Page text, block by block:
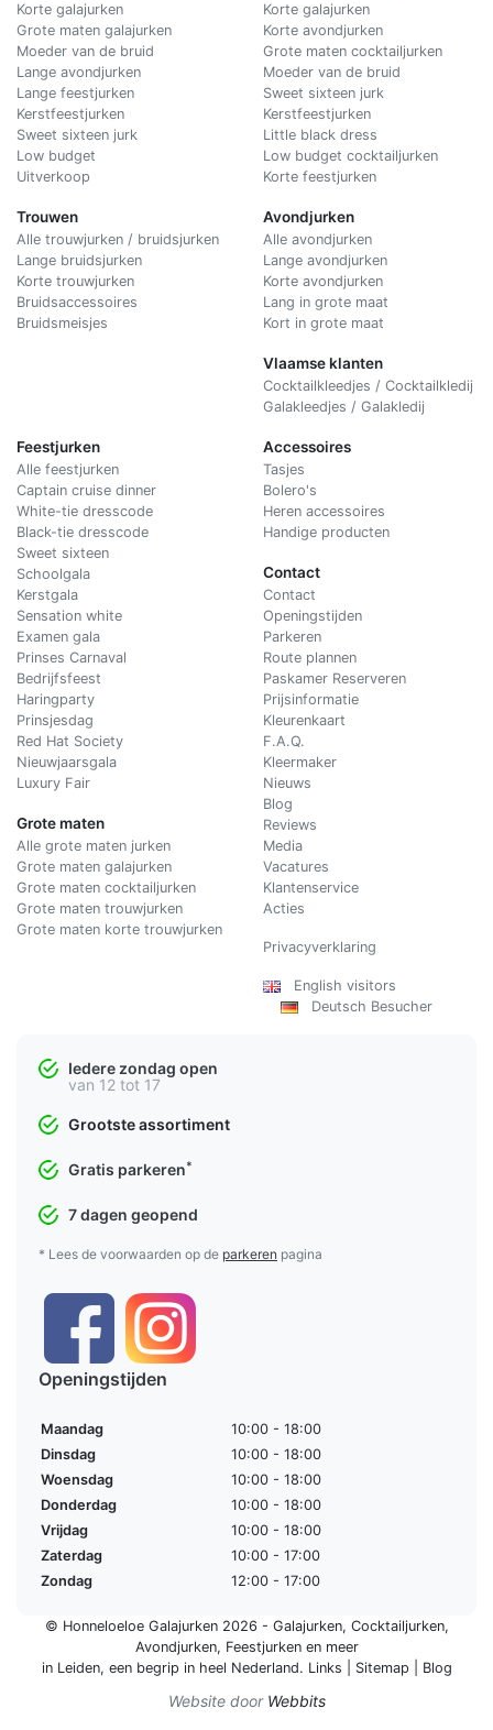
Korte galajurken
Grote maten galajurken
Moeder van de bruid
Lange avondjurken
Lange feestjurken
Kerstfeestjurken
Sweet sixteen jurk
Low budget
Uitverkoop
Trouwen
Alle trouwjurken / bruidsjurken
Lange bruidsjurken
Korte trouwjurken
Bruidsaccessoires
Bruidsmeisjes
Korte galajurken
Korte avondjurken
Grote maten cocktailjurken
Moeder van de bruid
Sweet sixteen jurk
Kerstfeestjurken
Little black dress
Low budget cocktailjurken
Korte feestjurken
Avondjurken
Alle avondjurken
Lange avondjurken
Korte avondjurken
Lang in grote maat
Kort in grote maat
Vlaamse klanten
Cocktailkleedjes / Cocktailkledij
Galakleedjes / Galakledij
Feestjurken
Alle feestjurken
Captain cruise dinner
White-tie dresscode
Black-tie dresscode
Sweet sixteen
Schoolgala
Kerstgala
Sensation white
Examen gala
Prinses Carnaval
Bedrijfsfeest
Haringparty
Prinsjesdag
Red Hat Society
Nieuwjaarsgala
Luxury Fair
Grote maten
Alle grote maten jurken
Grote maten galajurken
Grote maten cocktailjurken
Grote maten trouwjurken
Grote maten korte trouwjurken
Accessoires
Tasjes
Bolero's
Heren accessoires
Handige producten
Contact
Contact
Openingstijden
Parkeren
Route plannen
Paskamer Reserveren
Prijsinformatie
Kleurenkaart
F.A.Q.
Kleermaker
Nieuws
Blog
Reviews
Media
Vacatures
Klantenservice
Acties
Privacyverklaring
English visitors
Deutsch Besucher
Iedere zondag open
van 12 tot 17
Grootste assortiment
Gratis parkeren*
7 dagen geopend
* Lees de voorwaarden op de parkeren pagina
Openingstijden
Maandag
10:00 - 18:00
Dinsdag
10:00 - 18:00
Woensdag
10:00 - 18:00
Donderdag
10:00 - 18:00
Vrijdag
10:00 - 18:00
Zaterdag
10:00 - 17:00
Zondag
12:00 - 17:00
© Honneloeloe Galajurken 2026 - Galajurken, Cocktailjurken,
Avondjurken, Feestjurkenen meer
in Leiden, een begrip in heel Nederland. Links Sitemap Blog
Website door Webbits